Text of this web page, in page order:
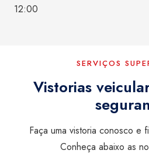
12:00
SERVIÇOS
Vistorias
Faça uma vistoria conosco e
Conheça abaixo as